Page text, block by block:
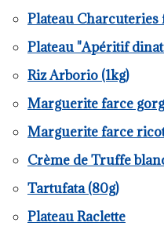
Plateau Charcuteries
Plateau "Apéritif
Riz Arborio (1kg)
Marguerite farce
Marguerite farce
Crème de Truffe
Tartufata (80g)
Plateau Raclette